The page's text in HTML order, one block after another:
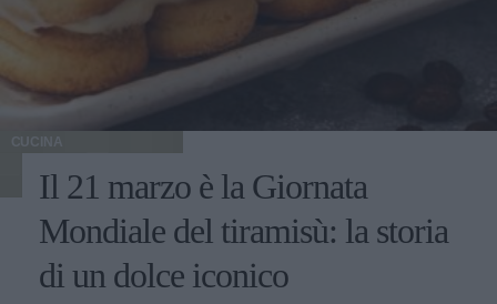
CUCINA
Il 21 marzo è la Giornata
Mondiale del tiramisù: la storia
di un dolce iconico